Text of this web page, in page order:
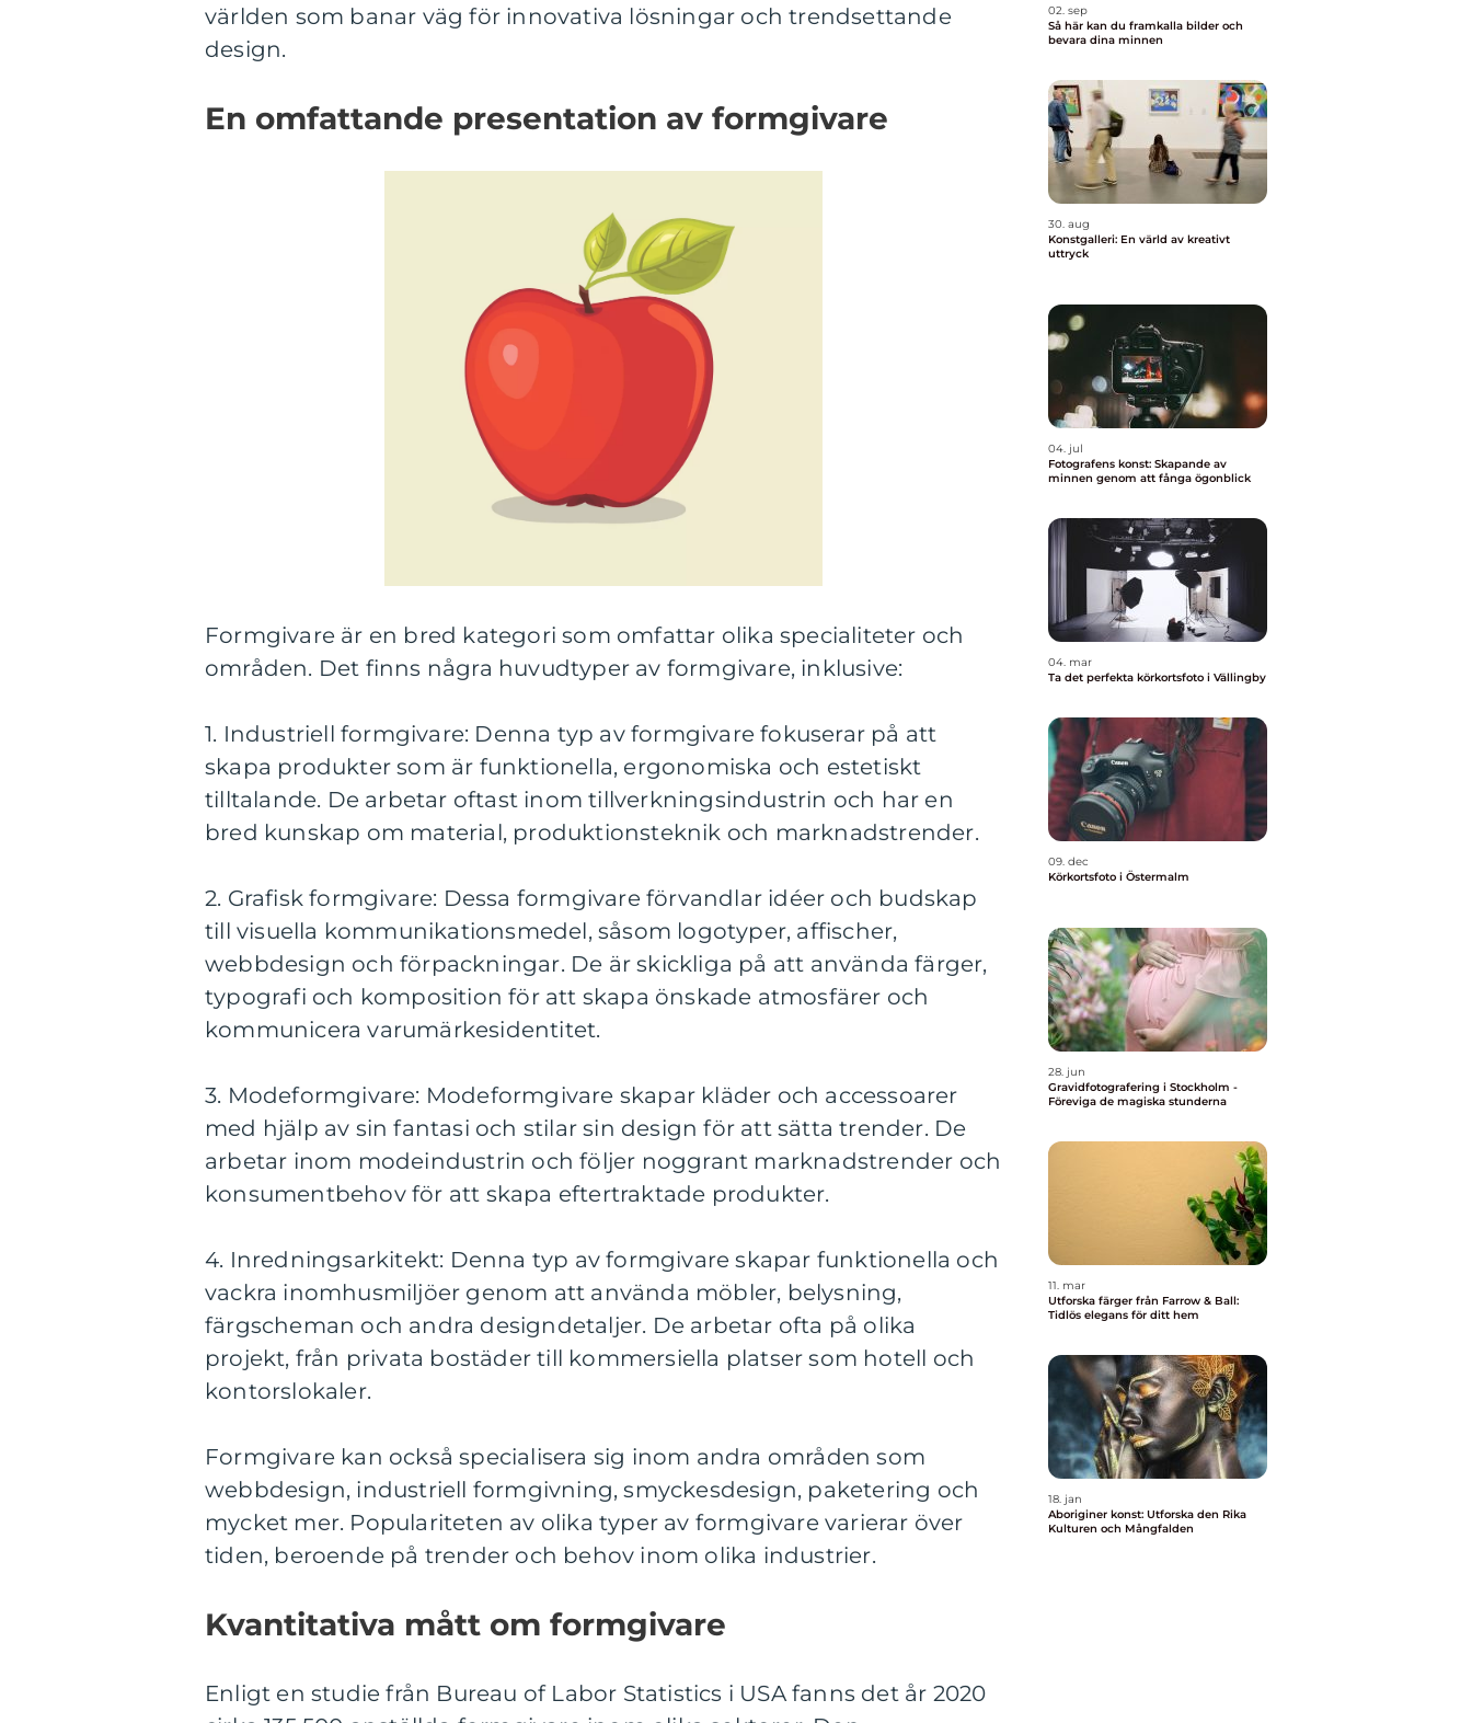
världen som banar väg för innovativa lösningar och trendsettande
design.
En omfattande presentation av formgivare
Formgivare är en bred kategori som omfattar olika specialiteter och
områden. Det finns några huvudtyper av formgivare, inklusive:
1. Industriell formgivare: Denna typ av formgivare fokuserar på att
skapa produkter som är funktionella, ergonomiska och estetiskt
tilltalande. De arbetar oftast inom tillverkningsindustrin och har en
bred kunskap om material, produktionsteknik och marknadstrender.
2. Grafisk formgivare: Dessa formgivare förvandlar idéer och budskap
till visuella kommunikationsmedel, såsom logotyper, affischer,
webbdesign och förpackningar. De är skickliga på att använda färger,
typografi och komposition för att skapa önskade atmosfärer och
kommunicera varumärkesidentitet.
3. Modeformgivare: Modeformgivare skapar kläder och accessoarer
med hjälp av sin fantasi och stilar sin design för att sätta trender. De
arbetar inom modeindustrin och följer noggrant marknadstrender och
konsumentbehov för att skapa eftertraktade produkter.
4. Inredningsarkitekt: Denna typ av formgivare skapar funktionella och
vackra inomhusmiljöer genom att använda möbler, belysning,
färgscheman och andra designdetaljer. De arbetar ofta på olika
projekt, från privata bostäder till kommersiella platser som hotell och
kontorslokaler.
Formgivare kan också specialisera sig inom andra områden som
webbdesign, industriell formgivning, smyckesdesign, paketering och
mycket mer. Populariteten av olika typer av formgivare varierar över
tiden, beroende på trender och behov inom olika industrier.
Kvantitativa mått om formgivare
Enligt en studie från Bureau of Labor Statistics i USA fanns det år 2020
02. sep
Så här kan du framkalla bilder och
bevara dina minnen
30. aug
Konstgalleri: En värld av kreativt
uttryck
04. jul
Fotografens konst: Skapande av
minnen genom att fånga ögonblick
04. mar
Ta det perfekta körkortsfoto i Vällingby
09. dec
Körkortsfoto i Östermalm
28. jun
Gravidfotografering i Stockholm -
Föreviga de magiska stunderna
11. mar
Utforska färger från Farrow & Ball:
Tidlös elegans för ditt hem
18. jan
Aboriginer konst: Utforska den Rika
Kulturen och Mångfalden